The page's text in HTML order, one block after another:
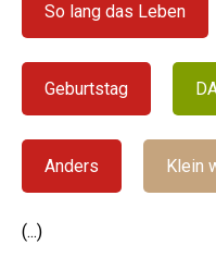
So lang das Leben
Geburtstag
Anders Klein
(...)